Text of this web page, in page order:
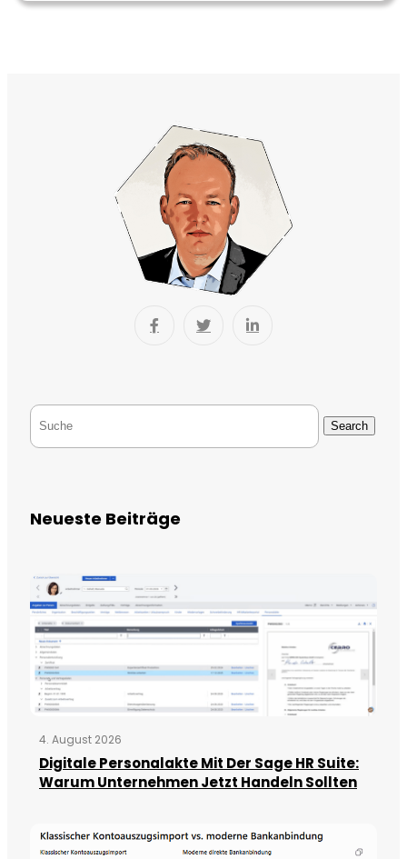
Search
Neueste Beiträge
4. August 2026
Digitale Personalakte Mit Der Sage HR Suite:
Warum Unternehmen Jetzt Handeln Sollten